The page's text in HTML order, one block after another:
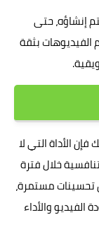
إنشاؤه، حتى
بثقة
الأداة التي لا
خلال فترة
تحسينات مستمرة،
والأداء